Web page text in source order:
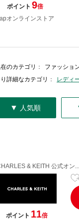
ポイント 9倍
オンラインストア
のカテゴリ ：
ファッショ
詳細なカテゴリ ： レディ
▼ 人気順
& KEITH 公式オン...
ポイント 11倍